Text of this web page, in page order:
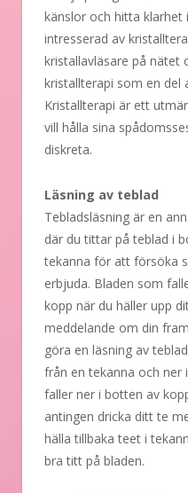
känslor och hitta klarhet
intresserad av
kristallavläsare på nätet
kristallterapi som en del
Kristallterapi är ett
vill hålla sina
diskreta.
Läsning av teblad
Tebladsläsning är en
där du tittar på teblad i
tekanna för att försöka
erbjuda. Bladen som
kopp när du häller upp
meddelande om din
göra en läsning av
från en tekanna och ner
faller ner i botten av
antingen dricka ditt te
hälla tillbaka teet i
bra titt på bladen.